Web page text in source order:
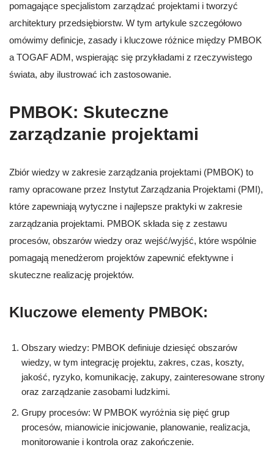
pomagające specjalistom zarządzać projektami i tworzyć
architektury przedsiębiorstw. W tym artykule szczegółowo
omówimy definicje, zasady i kluczowe różnice między PMBOK
a TOGAF ADM, wspierając się przykładami z rzeczywistego
świata, aby ilustrować ich zastosowanie.
PMBOK: Skuteczne
zarządzanie projektami
Zbiór wiedzy w zakresie zarządzania projektami (PMBOK) to
ramy opracowane przez Instytut Zarządzania Projektami (PMI),
które zapewniają wytyczne i najlepsze praktyki w zakresie
zarządzania projektami. PMBOK składa się z zestawu
procesów, obszarów wiedzy oraz wejść/wyjść, które wspólnie
pomagają menedżerom projektów zapewnić efektywne i
skuteczne realizację projektów.
Kluczowe elementy PMBOK:
Obszary wiedzy: PMBOK definiuje dziesięć obszarów
wiedzy, w tym integrację projektu, zakres, czas, koszty,
jakość, ryzyko, komunikację, zakupy, zainteresowane strony
oraz zarządzanie zasobami ludzkimi.
Grupy procesów: W PMBOK wyróżnia się pięć grup
procesów, mianowicie inicjowanie, planowanie, realizacja,
monitorowanie i kontrola oraz zakończenie.